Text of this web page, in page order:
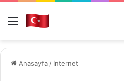
Menü
Anasayfa / İnternet